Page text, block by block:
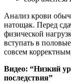
Анализ крови
натощак. Перед
физической
вступать в
совсем
Видео: “Низкий
последствия”